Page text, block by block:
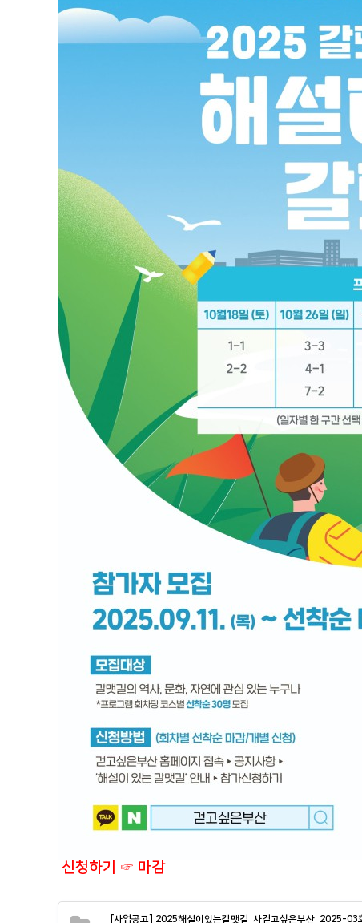
신청하기 ☞ 마감
[사업공고] 2025해설이있는갈맷길_사걷고싶은부산_2025-03